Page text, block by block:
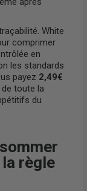
White
comprimer
en
les standards
payez 2,49€
toute la
du
règle